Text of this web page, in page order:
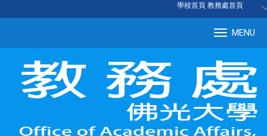
學校首頁 教務處首頁
MENU